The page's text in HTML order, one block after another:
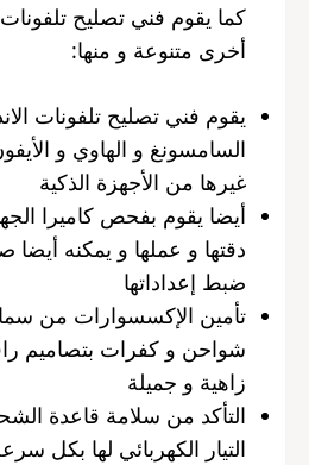
كما يقوم فني تصليح
أخرى متنوعة و منها:
يقوم فني تصليح تلفونات
السامسونغ و الهاوي و
غيرها من الأجهزة الذكية
أيضا يقوم بفحص كاميرا
دقتها و عملها و يمكنه أيضا
ضبط إعداداتها
تأمين الإكسسوارات من
شواحن و كفرات بتصاميم
زاهية و جميلة
التأكد من سلامة قاعدة
التيار الكهربائي لها بكل